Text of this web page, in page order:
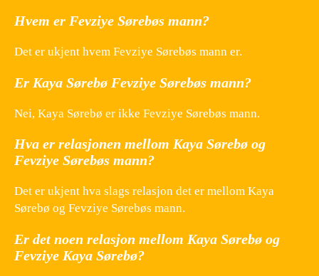
Hvem er Fevziye Sørebøs mann?
Det er ukjent hvem Fevziye Sørebøs mann er.
Er Kaya Sørebø Fevziye Sørebøs mann?
Nei, Kaya Sørebø er ikke Fevziye Sørebøs mann.
Hva er relasjonen mellom Kaya Sørebø og
Fevziye Sørebøs mann?
Det er ukjent hva slags relasjon det er mellom Kaya
Sørebø og Fevziye Sørebøs mann.
Er det noen relasjon mellom Kaya Sørebø og
Fevziye Kaya Sørebø?